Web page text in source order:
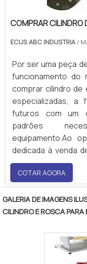
COMPRAR CILINDRO
ECUS ABC INDUSTRIA/
Por ser uma peça
funcionamento do
comprar cilindro de
especializadas, a
futuros com um
padrões
equipamento.Ao
dedicada à venda
avaliar diversas
credibilidade da
tecnologia
experiência,
para extrusoras
COTAR AGORA
GALERIA DE IMAGENS
CILINDRO E ROSCA